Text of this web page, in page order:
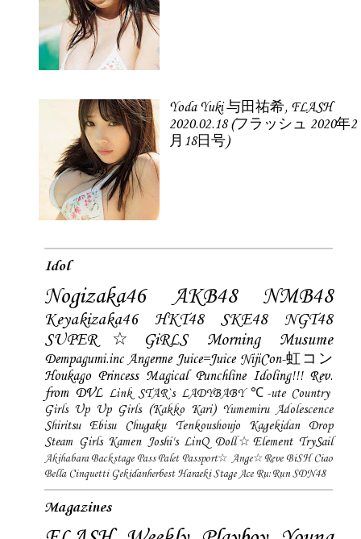
Yoda Yuki 与田祐希, FLASH
2020.02.18 (フラッシュ 2020年2
月18日号)
Idol
Nogizaka46 AKB48 NMB48
Keyakizaka46 HKT48 SKE48
NGT48
SUPER☆GiRLS
Morning Musume
Dempagumi.inc Angerme Juice=Juice NijiCon-虹コン
Houkago Princess Magical Punchline Idoling!!! Rev.
from DVL Link STAR`s LADYBABY ℃-ute Country
Girls Up Up Girls (Kakko Kari) Yumemiru Adolescence
Shiritsu Ebisu Chugaku
Tenkoushoujo Kagekidan
Drop
Steam Girls Kamen Joshi's LinQ Doll☆Element TrySail
Akihabara Backstage Pass Palet Passport☆ Ange☆Reve BiSH Ciao
Bella Cinquetti Gekidanherbest Haraeki Stage Ace Ru:Run SDN48
Magazines